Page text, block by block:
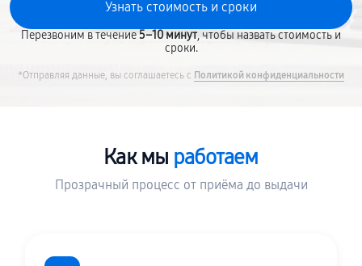
Перезвоним в течение5–10 минут, чтобы назвать стоимость и
сроки.
*Отправляя данные, вы соглашаетесь с Политикой конфиденциальности
Как мы работаем
Прозрачный процесс от приёма до выдачи